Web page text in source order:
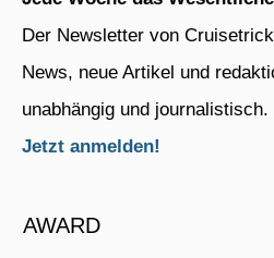
Der Newsletter von
News, neue Artikel und
unabhängig und journalistisch.
Jetzt anmelden!
AWARD